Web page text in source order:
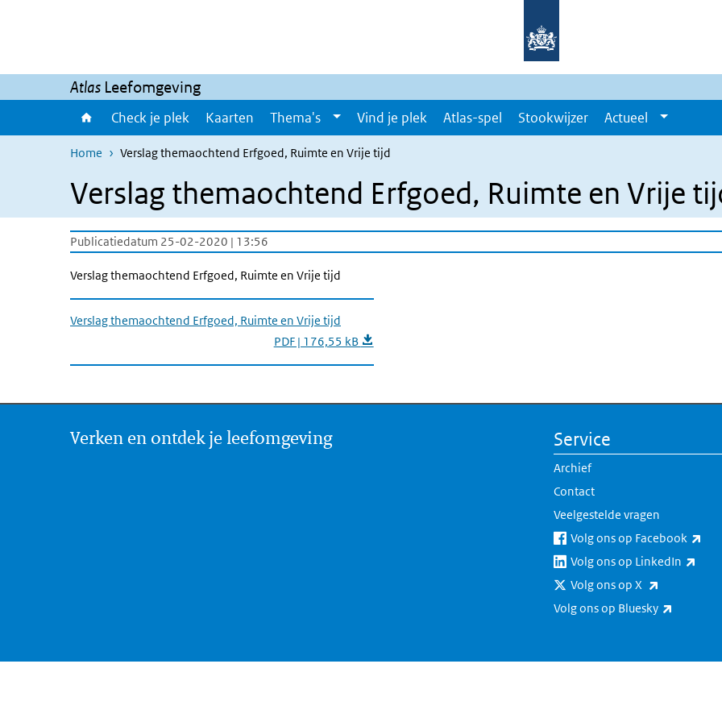
Atlas Leefomgeving
Check je plek Kaarten Thema's Vind je plek Atlas-spel Stookwijzer Actueel
Home Verslag themaochtend Erfgoed, Ruimte en Vrije tijd
Verslag themaochtend Erfgoed, Ruimte en Vrije
Publicatiedatum 25-02-2020 | 13:56
Verslag themaochtend Erfgoed, Ruimte en Vrije tijd
Verslag themaochtend Erfgoed, Ruimte en Vrije tijd
PDF | 176,55 kB
Verken en ontdek je leefomgeving Service
Archief
Contact
Veelgestelde vragen
Volg ons op Facebook
Volg ons op LinkedIn
Volg ons op X
Volg ons op Bluesky